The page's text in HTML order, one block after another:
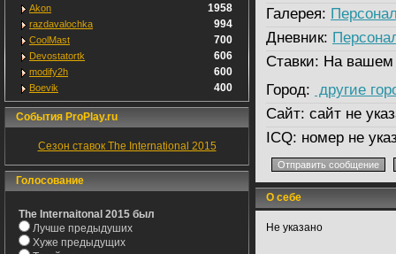
Akon 1958
razdavalochka 994
CoolMast 700
Devostatortk 606
modify2h 600
Boevik 400
События ProPlay.ru
Сезон ставок The International 2015
Голосование
The Internaitonal 2015 был
Лучше предыдуших
Хуже предыдущих
Галерея:
Дневник:
Ставки: На вашем
Город: другие
Сайт: сайт не
ICQ: номер не
О себе
Не указано